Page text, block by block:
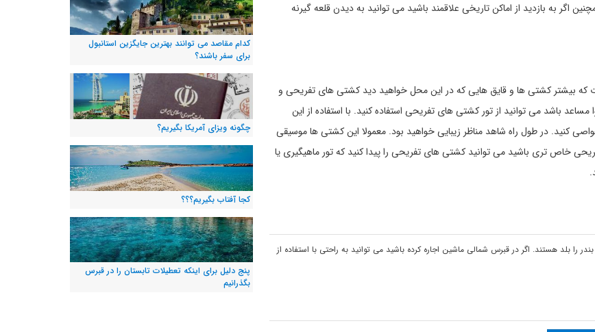
به بازدید از اماکن تاریخی علاقمند باشید می توانید به دیدن قلعه گیرنه
که بیشتر کشتی ها و قایق هایی که در این محل خواهید دید کشتی های تفریحی و
باشد می توانید از تور کشتی های تفریحی استفاده کنید. با استفاده از این
کنید. در طول راه شاهد مناظر زیبایی خواهید بود. معمولا این کشتی ها موسیقی
خاص تری باشید می توانید کشتی های تفریحی را پیدا کنید که تور ماهیگیری یا
را بلد هستند. اگر در قبرس شمالی ماشین اجاره کرده باشید می توانید به راحتی با استفاده از
کدام مقاصد می توانند بهترین جایگزین استانبول
برای سفر باشند؟
چگونه ویزای آمریکا بگیریم؟
کجا آفتاب بگیریم؟؟؟
پنج دلیل برای اینکه تعطیلات تابستان را در قبرس
بگذرانیم